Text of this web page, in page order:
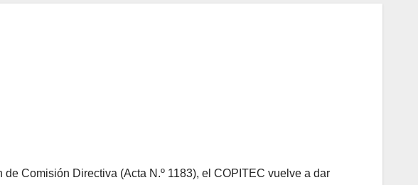
Comisión Directiva (Acta N.º 1183), el COPITEC vuelve a dar